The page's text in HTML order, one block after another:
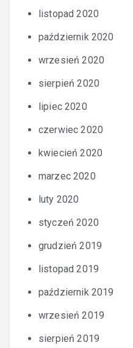
listopad 2020
październik 2020
wrzesień 2020
sierpień 2020
lipiec 2020
czerwiec 2020
kwiecień 2020
marzec 2020
luty 2020
styczeń 2020
grudzień 2019
listopad 2019
październik 2019
wrzesień 2019
sierpień 2019